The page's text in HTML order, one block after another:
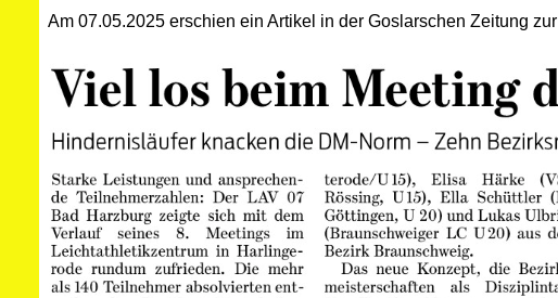
Am 07.05.2025 erschien ein Artikel in der Goslarschen Zeitung zur